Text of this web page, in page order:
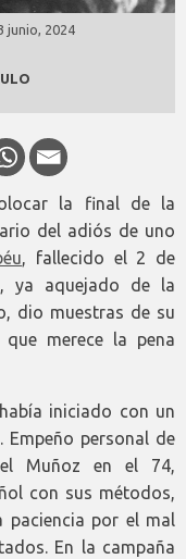
junio, 2024
la final de la
del adiós de uno
, fallecido el 2 de
ya aquejado de la
dio muestras de su
merece la pena
iniciado con un
Empeño personal de
Muñoz en el 74,
con sus métodos,
paciencia por el mal
En la campaña